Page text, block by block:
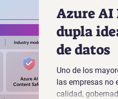
Azure AI
dupla
de datos
Uno de los
las empresas no
calidad,